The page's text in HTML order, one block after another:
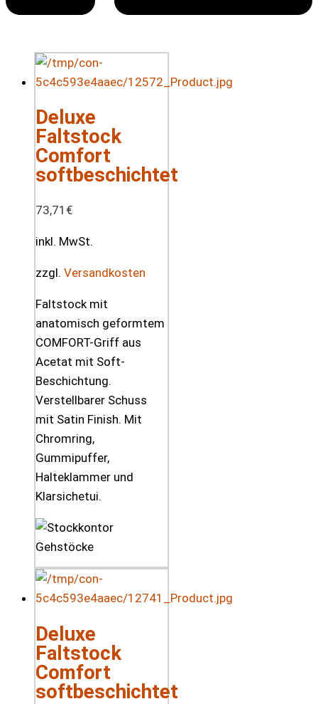
Deluxe
Faltstock
Comfort
softbeschichtet
73,71 €
inkl. MwSt.
zzgl. Versandkosten
Faltstock mit
anatomisch geformtem
COMFORT-Griff aus
Acetat mit Soft-
Beschichtung.
Verstellbarer Schuss
mit Satin Finish. Mit
Chromring,
Gummipuffer,
Halteklammer und
Klarsichetui.
Deluxe
Faltstock
Comfort
softbeschichtet